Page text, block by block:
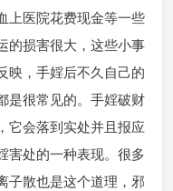
上医院花费现金等一些
的损害很大，这些小事
映，手婬后不久自己的
是很常见的。手婬破财
它会落到实处并且报应
害处的一种表现。很多
子散也是这个道理，邪